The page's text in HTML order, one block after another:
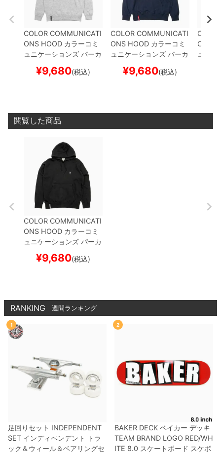
COLOR COMMUNICATI
ONS HOOD カラーコミ
ュニケーションズ パーカ
ロゴスケートボード ス
¥9,680(税込)
COLOR COMMUNICATI
ONS HOOD カラーコミ
ュニケーションズ パーカ
繍ロゴスケートボード
¥9,680(税込)
ONS
ュニケ
閲覧した商品
COLOR COMMUNICATI
ONS HOOD カラーコミ
ュニケーションズ パーカ
DRIP EMB BLACK
繍ロゴスケートボード
¥9,680(税込)
RANKING 週間ランキング
1
足回りセット INDEPENDENT
SET インディペンデント
トラ
ック＆ウィール＆ベアリングセ
2
BAKER DECK ベイカー デッキ
TEAM BRAND LOGO RED/WH
ITE 8.0 スケートボード スケボ